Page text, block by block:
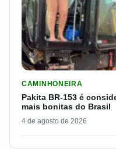
CAMINHONEIRA
Pakita BR-153 é
mais bonitas do Brasil
4 de agosto de 2026